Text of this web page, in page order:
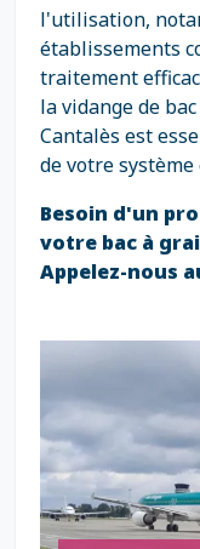
l'utilisation,
établissements
traitement
la vidange de
Cantalès est
de votre
Besoin d'un
votre bac à
Appelez-nous